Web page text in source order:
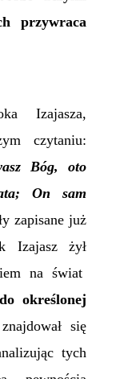
przywraca
Izajasza,
czytaniu:
Bóg, oto
On sam
zapisane już
Izajasz żył
na świat
do określonej
się
tych